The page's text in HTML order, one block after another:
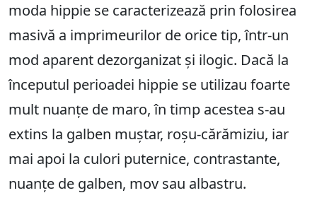
moda hippie se caracterizează prin folosirea
masivă a imprimeurilor de orice tip, într-un
mod aparent dezorganizat și ilogic. Dacă la
începutul perioadei hippie se utilizau foarte
mult nuanțe de maro, în timp acestea s-au
extins la galben muștar, roșu-cărămiziu, iar
mai apoi la culori puternice, contrastante,
nuanțe de galben, mov sau albastru.